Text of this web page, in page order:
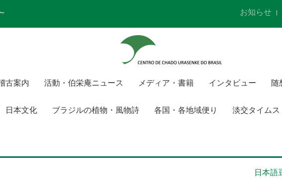
お知らせ
古案内 活動・伯栄庵ニュース メディア・書籍 インタビュー 随
日本文化 ブラジルの植物・風物詩 各国・各地域便り 淡交タイムス
日本語